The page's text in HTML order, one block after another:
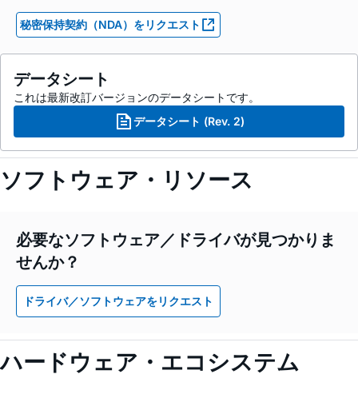
秘密保持契約（NDA）をリクエスト
データシート
これは最新改訂バージョンのデータシートです。
データシート (Rev. 2)
ソフトウェア・リソース
必要なソフトウェア／ドライバが見つかりま
せんか？
ドライバ／ソフトウェアをリクエスト
ハードウェア・エコシステム